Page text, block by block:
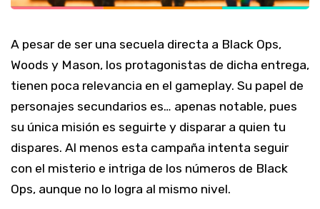
A pesar de ser una secuela directa a Black Ops,
Woods y Mason, los protagonistas de dicha entrega,
tienen poca relevancia en el gameplay. Su papel de
personajes secundarios es… apenas notable, pues
su única misión es seguirte y disparar a quien tu
dispares. Al menos esta campaña intenta seguir
con el misterio e intriga de los números de Black
Ops, aunque no lo logra al mismo nivel.